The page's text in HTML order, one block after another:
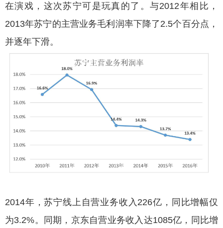
在演戏，这次苏宁可是玩真的了。与2012年相比，
2013年苏宁的主营业务毛利润率下降了2.5个百分点，
并逐年下滑。
2014年，苏宁线上自营业务收入226亿，同比增幅仅
为3.2%。同期，京东自营业务收入达1085亿，同比增